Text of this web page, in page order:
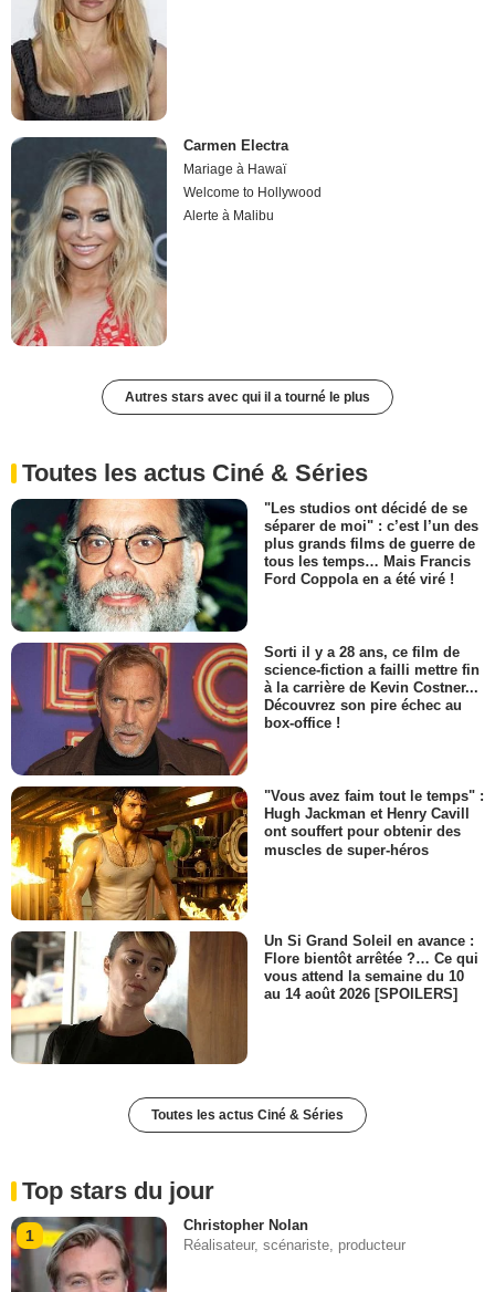
Carmen Electra
Mariage à Hawaï
Welcome to Hollywood
Alerte à Malibu
Autres stars avec qui il a tourné le plus
Toutes les actus Ciné & Séries
"Les studios ont décidé de se
séparer de moi" : c’est l’un des
plus grands films de guerre de
tous les temps… Mais Francis
Ford Coppola en a été viré !
Sorti il y a 28 ans, ce film de
science-fiction a failli mettre fin
à la carrière de Kevin Costner...
Découvrez son pire échec au
box-office !
"Vous avez faim tout le temps" :
Hugh Jackman et Henry Cavill
ont souffert pour obtenir des
muscles de super-héros
Un Si Grand Soleil en avance :
Flore bientôt arrêtée ?… Ce qui
vous attend la semaine du 10
au 14 août 2026 [SPOILERS]
Toutes les actus Ciné & Séries
Top stars du jour
1
Christopher Nolan
Réalisateur, scénariste, producteur